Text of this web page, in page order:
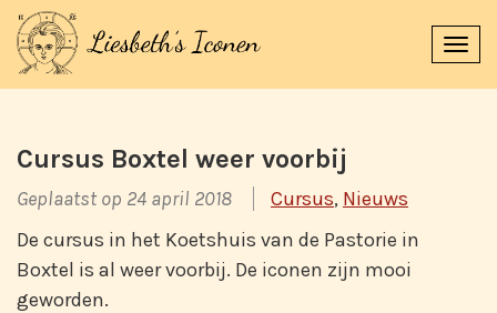
Cursus Boxtel weer voorbij
Geplaatst op 24 april 2018 Cursus, Nieuws
De cursus in het Koetshuis van de Pastorie in
Boxtel is al weer voorbij. De iconen zijn mooi
geworden.